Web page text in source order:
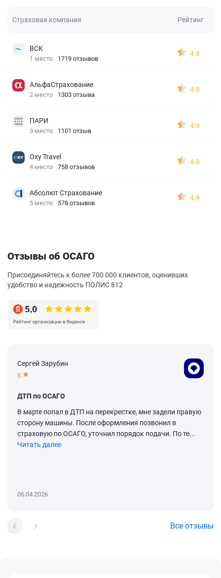
Страховая компания Рейтинг
ВСК
1 место 1719 отзывов
4.9
АльфаСтрахование
2 место 1303 отзыва
4.8
ПАРИ
3 место 1101 отзыв
4.9
Oxy Travel
4 место 758 отзывов
4.8
Абсолют Страхование
5 место 578 отзывов
4.9
Отзывы об ОСАГО
Присоединяйтесь к более 700 000 клиентов, оценивших
удобство и надежность ПОЛИС 812
Сергей Зарубин
5
ДТП по ОСАГО
В марте попал в ДТП на перекрестке, мне задели правую
сторону машины. После оформления позвонил в
страховую по ОСАГО, уточнил порядок подачи. По те...
Читать далее
06.04.2026
Все отзывы